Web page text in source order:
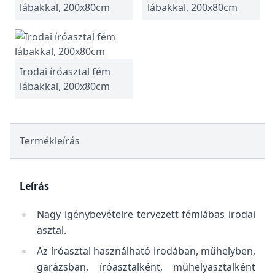
lábakkal, 200x80cm
lábakkal, 200x80cm
Irodai íróasztal fém
lábakkal, 200x80cm
Termékleírás
Leírás
Nagy igénybevételre tervezett fémlábas irodai
asztal.
Az íróasztal használható irodában, műhelyben,
garázsban, íróasztalként, műhelyasztalként